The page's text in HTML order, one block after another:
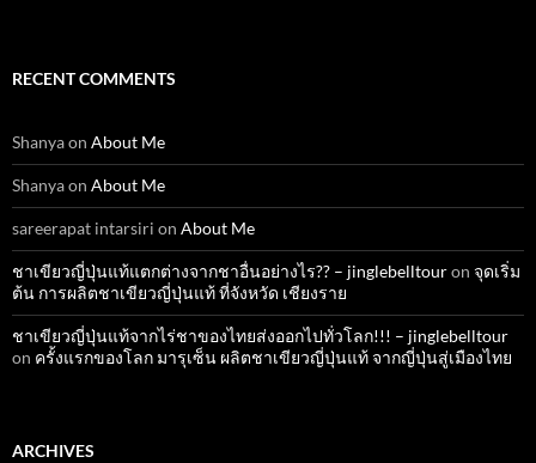
RECENT COMMENTS
Shanyaon About Me
Shanyaon About Me
sareerapat intarsiri on About Me
ชาเขียวญี่ปุ่นแท้แตกต่างจากชาอื่นอย่างไร?? – jinglebelltouron จุดเริ่ม
ต้น การผลิตชาเขียวญี่ปุ่นแท้ ที่จังหวัด เชียงราย
ชาเขียวญี่ปุ่นแท้จากไร่ชาของไทยส่งออกไปทั่วโลก!!! – jinglebelltour
on ครั้งแรกของโลก มารุเซ็น ผลิตชาเขียวญี่ปุ่นแท้ จากญี่ปุ่นสู่เมืองไทย
ARCHIVES